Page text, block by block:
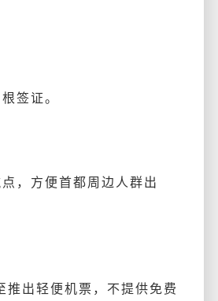
签证。
，方便首都周边人群出
出轻便机票，不提供免费